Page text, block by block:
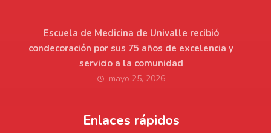
Escuela de Medicina de Univalle recibió
condecoración por sus 75 años de excelencia y
servicio a la comunidad
mayo 25, 2026
Enlaces rápidos